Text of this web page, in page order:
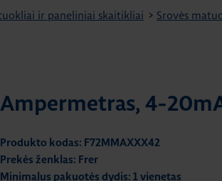
ir paneliniai skaitikliai > Srovės
Ampermetras, 4-
Produkto kodas: F72MMAXXX42
Prekės ženklas: Frer
Minimalus pakuotės dydis: 1 vienetas